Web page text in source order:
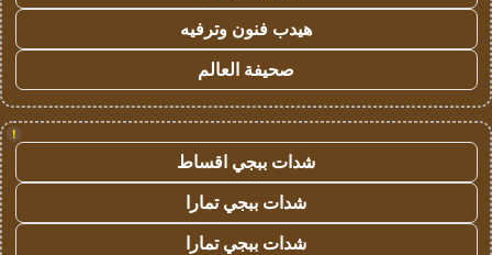
هيدب فنون وترفيه
صحيفة العالم
!
شدات ببجي اقساط
شدات ببجي تمارا
شدات ببجي تمارا